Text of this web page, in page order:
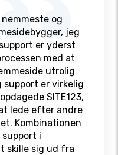
og
jeg
er yderst
med at
utrolig
support er virkelig
SITE123,
lede efter andre
Kombinationen
i
skille sig ud fra